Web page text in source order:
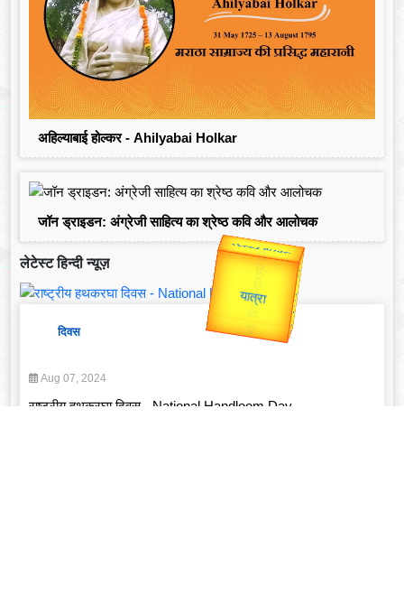
अहिल्याबाई होल्कर - Ahilyabai Holkar
जॉन ड्राइडन: अंग्रेजी साहित्य का श्रेष्ठ कवि और आलोचक
लेटेस्ट हिन्दी न्यूज़
दिवस
Aug 07, 2024
राष्ट्रीय हथकरघा दिवस - National Handloom Day
उप प्रधानमंत्री
Valentine's
उपराष्ट्रपति Gold Rate unTV Special